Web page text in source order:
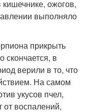
ожогов,
выполняло
прикрыть
скончается, в
верили в то, что
На самом
укусов пчел,
от воспалений,